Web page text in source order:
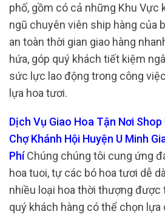
phố, gồm có cả những Khu Vực
ngũ chuyên viên ship hàng của
an toàn thời gian giao hàng
hứa, góp quý khách tiết kiệm
sức lực lao động trong công
lựa hoa tươi.
Dịch Vụ Giao Hoa Tận Nơi
Chợ Khánh Hội Huyện U Minh
PhíChúng chúng tôi cung ứng
hoa tuoi, tự các bó hoa tươi dễ
nhiều loại hoa thời thượng được
quý khách hàng có thể chọn